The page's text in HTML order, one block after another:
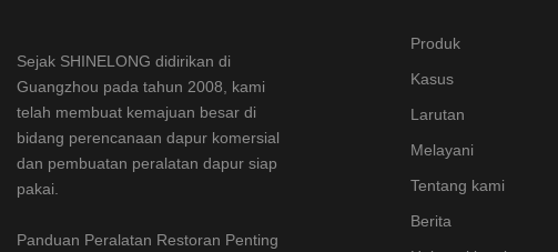
Sejak SHINELONG didirikan di
Guangzhou pada tahun 2008, kami
telah membuat kemajuan besar di
bidang perencanaan dapur komersial
dan pembuatan peralatan dapur siap
pakai.
Panduan Peralatan Restoran Penting
Produk
Kasus
Larutan
Melayani
Tentang kami
Berita